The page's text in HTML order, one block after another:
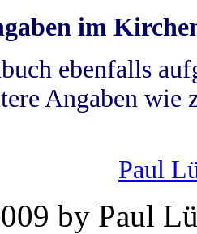
im
ebenfalls
Angaben wie
Paul
by Paul